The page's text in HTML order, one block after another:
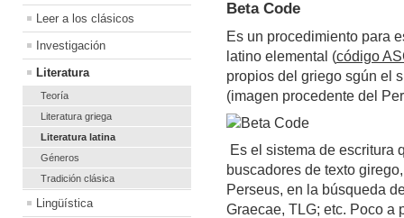
Leer a los clásicos
Investigación
Literatura
Teoría
Literatura griega
Literatura latina
Géneros
Tradición clásica
Lingüística
Beta Code
Es un procedimiento para
latino elemental (código
propios del griego sgún el
(imagen procedente del
Es el sistema de escritura
buscadores de texto
Perseus, en la búsqueda
Graecae, TLG; etc. Poco a